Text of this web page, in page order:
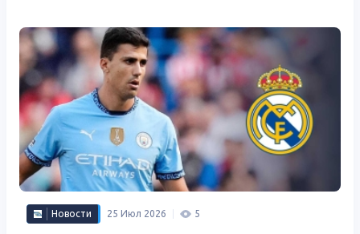
Новости 25 Июл 2026 5